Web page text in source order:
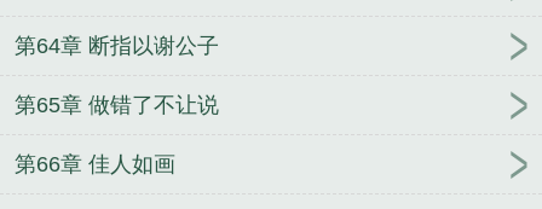
第64章 断指以谢公子
第65章 做错了不让说
第66章 佳人如画